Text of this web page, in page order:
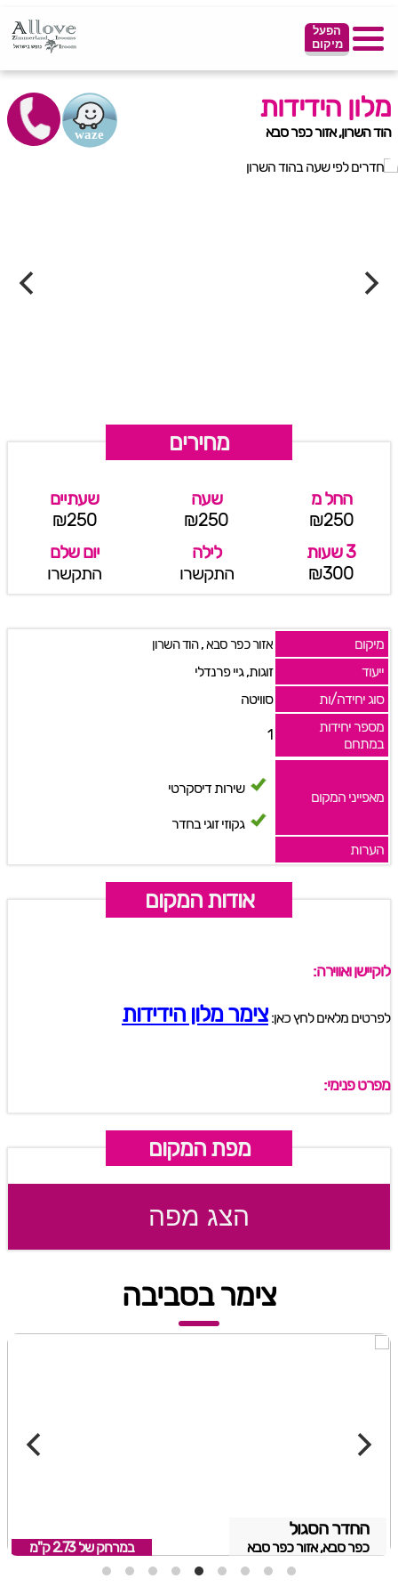
הפעל
מיקום
מלון הידידות
הוד השרון, אזור כפר סבא
מחירים
החל מ
₪250
שעה
₪250
שעתיים
₪250
3 שעות
₪300
לילה
התקשרו
יום שלם
התקשרו
מיקום אזור כפר סבא,הוד השרון
ייעוד
זוגות, גיי פרנדלי
סוג יחידה/ות
סוויטה
מספר יחידות
במתחם
1
מאפייני המקום
שירות דיסקרטי
גקוזי זוגי בחדר
הערות
אודות המקום
לוקיישן ואווירה:
לפרטים מלאים לחץ כאן:צימר מלון הידידות
מפרט פנימי:
מפת המקום
הצג מפה
צימר בסביבה
החדר הסגול
כפר סבא, אזור כפר סבא במרחק של 2.73 ק"מ